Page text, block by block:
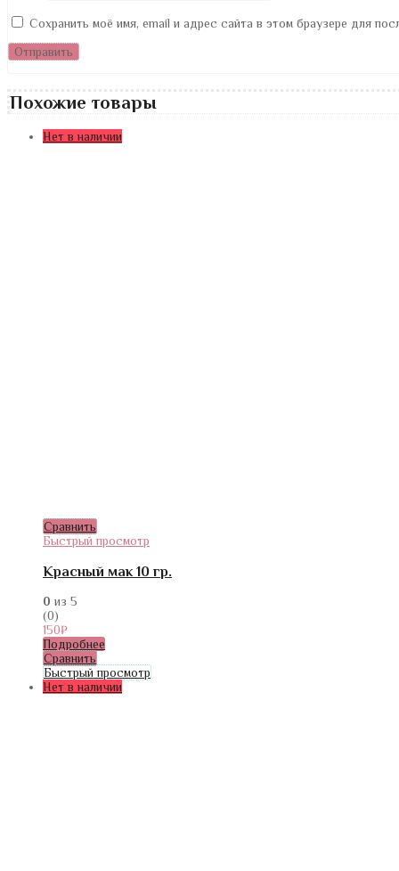
Сохранить моё имя, email и адрес сайта в этом браузере для
Похожие товары
Нет в наличии
Сравнить
Быстрый просмотр
Красный мак 10 гр.
0 из 5
(0)
150₽
Подробнее
Сравнить
Быстрый просмотр
Нет в наличии